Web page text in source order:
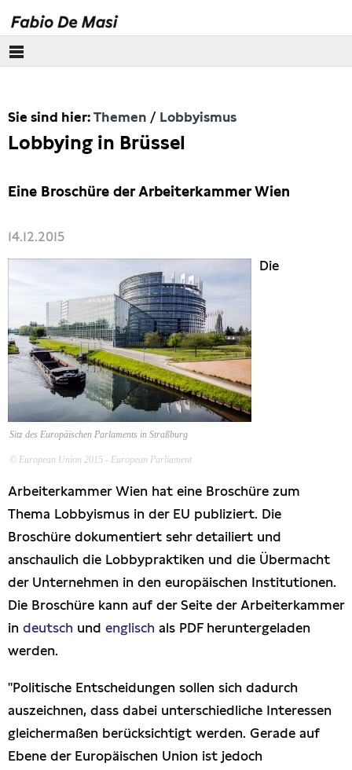
Europäisches Parlament
Eurokrise
Steuern
Freihandel
Arbeit
Hamburg
Presse
Sie sind hier: Themen Lobbyismus
Lobbying in Brüssel
Eine Broschüre der Arbeiterkammer Wien
14.12.2015
Sitz des Europäischen Parlaments in Straßburg
© European Union 2015 - European Parliament
Die
Arbeiterkammer Wien hat eine Broschüre zum
Thema Lobbyismus in der EU publiziert. Die
Broschüre dokumentiert sehr detailiert und
anschaulich die Lobbypraktiken und die Übermacht
der Unternehmen in den europäischen Institutionen.
Die Broschüre kann auf der Seite der Arbeiterkammer
in deutsch und englisch als PDF heruntergeladen
werden.
"Politische Entscheidungen sollen sich dadurch
auszeichnen, dass dabei unterschiedliche Interessen
gleichermaßen berücksichtigt werden. Gerade auf
Ebene der Europäischen Union ist jedoch